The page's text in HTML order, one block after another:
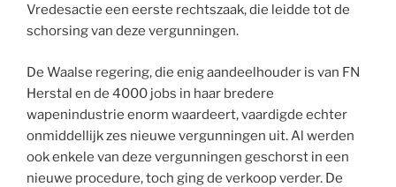
Vredesactie een eerste rechtszaak, die leidde tot de
schorsing van deze vergunningen.
De Waalse regering, die enig aandeelhouder is van FN
Herstal en de 4000 jobs in haar bredere
wapenindustrie enorm waardeert, vaardigde echter
onmiddellijk zes nieuwe vergunningen uit. Al werden
ook enkele van deze vergunningen geschorst in een
nieuwe procedure, toch ging de verkoop verder. De